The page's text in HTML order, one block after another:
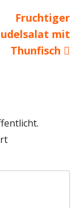
Nächster
Beitrag
Fruchtiger
mit
Thunfisch